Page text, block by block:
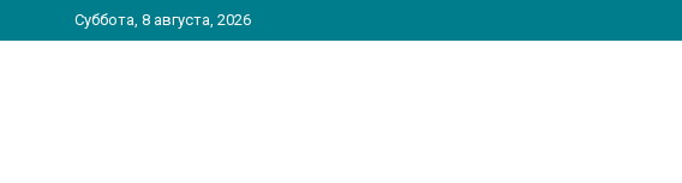
к
Суббота, 8 августа, 2026